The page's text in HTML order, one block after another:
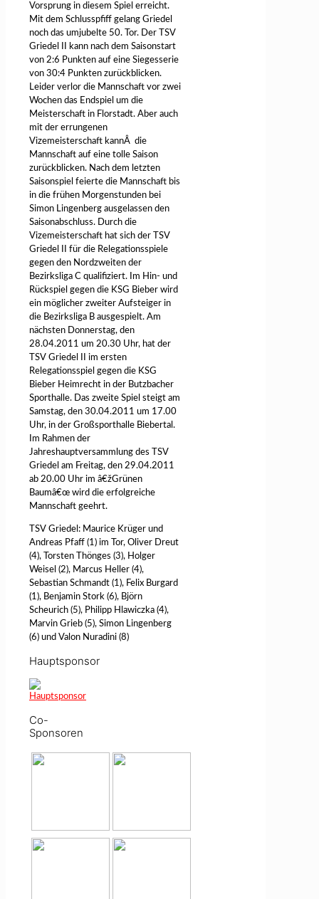
Vorsprung in diesem Spiel erreicht.
Mit dem Schlusspfiff gelang Griedel
noch das umjubelte 50. Tor. Der TSV
Griedel II kann nach dem Saisonstart
von 2:6 Punkten auf eine Siegesserie
von 30:4 Punkten zurückblicken.
Leider verlor die Mannschaft vor zwei
Wochen das Endspiel um die
Meisterschaft in Florstadt. Aber auch
mit der errungenen
Vizemeisterschaft kannÂ die
Mannschaft auf eine tolle Saison
zurückblicken. Nach dem letzten
Saisonspiel feierte die Mannschaft bis
in die frühen Morgenstunden bei
Simon Lingenberg ausgelassen den
Saisonabschluss. Durch die
Vizemeisterschaft hat sich der TSV
Griedel II für die Relegationsspiele
gegen den Nordzweiten der
Bezirksliga C qualifiziert. Im Hin- und
Rückspiel gegen die KSG Bieber wird
ein möglicher zweiter Aufsteiger in
die Bezirksliga B ausgespielt. Am
nächsten Donnerstag, den
28.04.2011 um 20.30 Uhr, hat der
TSV Griedel II im ersten
Relegationsspiel gegen die KSG
Bieber Heimrecht in der Butzbacher
Sporthalle. Das zweite Spiel steigt am
Samstag, den 30.04.2011 um 17.00
Uhr, in der Großsporthalle Biebertal.
Im Rahmen der
Jahreshauptversammlung des TSV
Griedel am Freitag, den 29.04.2011
ab 20.00 Uhr im â€žGrünen
Baumâ€œ wird die erfolgreiche
Mannschaft geehrt.
TSV Griedel: Maurice Krüger und
Andreas Pfaff (1) im Tor, Oliver Dreut
(4), Torsten Thönges (3), Holger
Weisel (2), Marcus Heller (4),
Sebastian Schmandt (1), Felix Burgard
(1), Benjamin Stork (6), Björn
Scheurich (5), Philipp Hlawiczka (4),
Marvin Grieb (5), Simon Lingenberg
(6) und Valon Nuradini (8)
Hauptsponsor
Co-
Sponsoren